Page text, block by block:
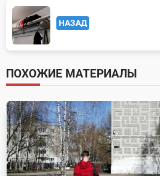
<span
class="nav-
subtitle
screen-
reader-
text">Page</span>
НАЗАД
ПОХОЖИЕ МАТЕРИАЛЫ